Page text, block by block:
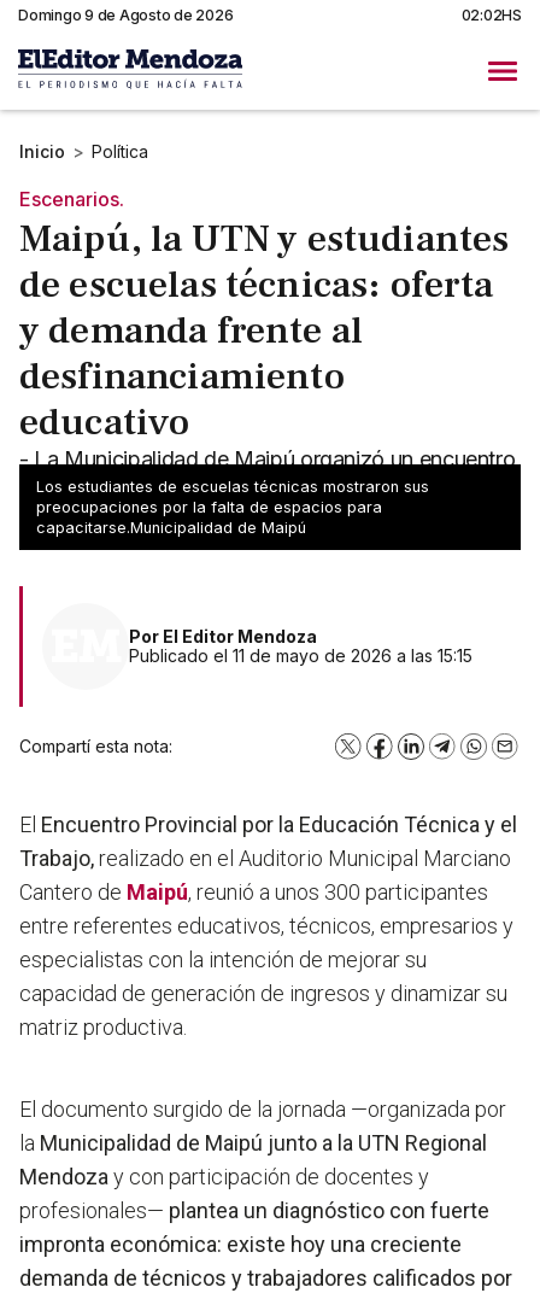
Domingo 9 de Agosto de 2026 02:02HS
Inicio > Política
Escenarios.
Maipú, la UTN y estudiantes
de escuelas técnicas: oferta
y demanda frente al
desfinanciamiento
educativo
- La Municipalidad de Maipú organizó un encuentro
por la educación técnica y el trabajo - Acompañó la
UTN y se redactó un documento
Los estudiantes de escuelas técnicas mostraron sus
preocupaciones por la falta de espacios para
capacitarse.Municipalidad de Maipú
Por El Editor Mendoza
Publicado el 11 de mayo de 2026 a las 15:15
Compartí esta nota: X Facebook
LinkedInTelegram
El Encuentro Provincial por la Educación Técnica y el
Trabajo,realizado en el Auditorio Municipal Marciano
Cantero de Maipú, reunió a unos 300 participantes
entre referentes educativos, técnicos, empresarios y
especialistas con la intención de mejorar su
capacidad de generación de ingresos y dinamizar su
matriz productiva.
El documento surgido de la jornada —organizada por
la Municipalidad de Maipú junto a la UTN Regional
Mendoza y con participación de docentes y
profesionales— plantea un diagnóstico con fuerte
impronta económica: existe hoy una creciente
demanda de técnicos y trabajadores calificados por